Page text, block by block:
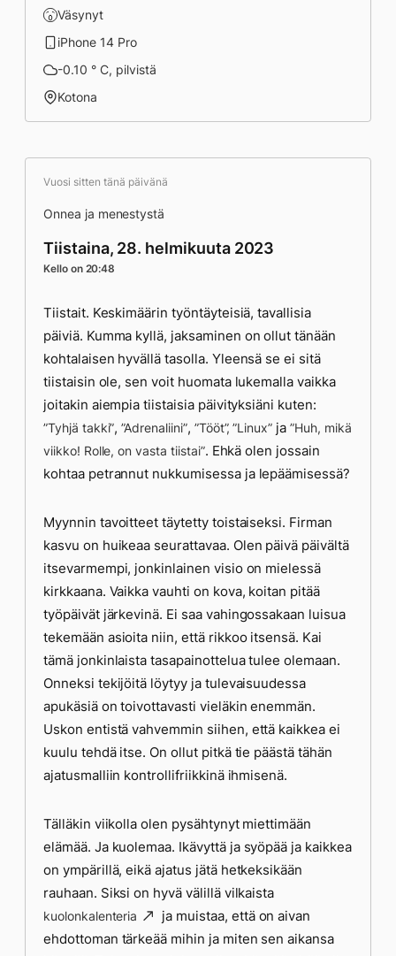
Väsynyt
iPhone 14 Pro
-0.10 ° C, pilvistä
Kotona
Vuosi sitten tänä päivänä
Onnea ja menestystä
Tiistaina, 28. helmikuuta 2023
Kello on 20:48
Tiistait. Keskimäärin työntäyteisiä, tavallisia
päiviä. Kumma kyllä, jaksaminen on ollut tänään
kohtalaisen hyvällä tasolla. Yleensä se ei sitä
tiistaisin ole, sen voit huomata lukemalla vaikka
joitakin aiempia tiistaisia päivityksiäni kuten:
”Tyhjä takki”,”Adrenaliini”, ”Tööt”, ”Linux” ja”Huh, mikä
viikko! Rolle, on vasta tiistai”. Ehkä olen jossain
kohtaa petrannut nukkumisessa ja lepäämisessä?
Myynnin tavoitteet täytetty toistaiseksi. Firman
kasvu on huikeaa seurattavaa. Olen päivä päivältä
itsevarmempi, jonkinlainen visio on mielessä
kirkkaana. Vaikka vauhti on kova, koitan pitää
työpäivät järkevinä. Ei saa vahingossakaan luisua
tekemään asioita niin, että rikkoo itsensä. Kai
tämä jonkinlaista tasapainottelua tulee olemaan.
Onneksi tekijöitä löytyy ja tulevaisuudessa
apukäsiä on toivottavasti vieläkin enemmän.
Uskon entistä vahvemmin siihen, että kaikkea ei
kuulu tehdä itse. On ollut pitkä tie päästä tähän
ajatusmalliin kontrollifriikkinä ihmisenä.
Tälläkin viikolla olen pysähtynyt miettimään
elämää. Ja kuolemaa. Ikävyttä ja syöpää ja kaikkea
on ympärillä, eikä ajatus jätä hetkeksikään
rauhaan. Siksi on hyvä välillä vilkaista
kuolonkalenteria
ja muistaa, että on aivan
ehdottoman tärkeää mihin ja miten sen aikansa